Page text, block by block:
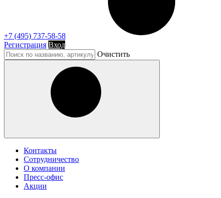
+7 (495) 737-58-58
Регистрация Вход
Очистить
Контакты
Сотрудничество
О компании
Пресс-офис
Акции